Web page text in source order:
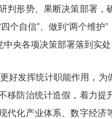
形势、果断决策部署
个自信”、做到“两个维
央各项决策部署落到实处
好发挥统计职能作用，
防治统计造假，着力提
化产业体系、数字经济